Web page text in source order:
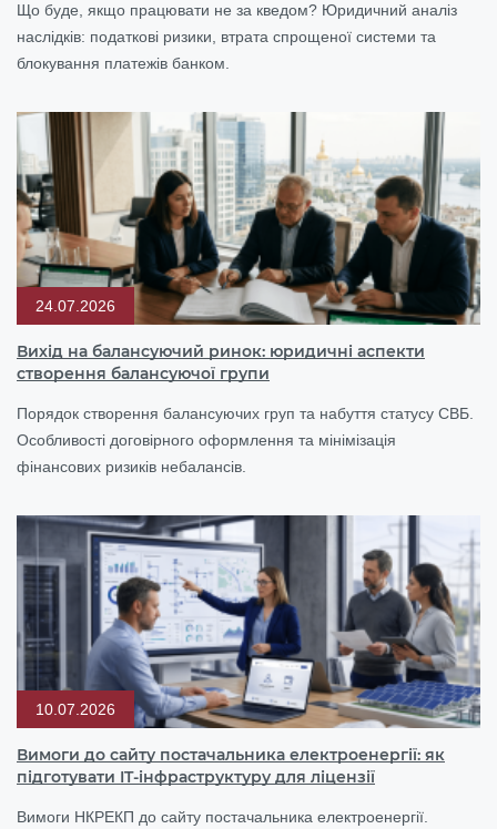
Що буде, якщо працювати не за кведом? Юридичний аналіз
наслідків: податкові ризики, втрата спрощеної системи та
блокування платежів банком.
24.07.2026
Вихід на балансуючий ринок: юридичні аспекти
створення балансуючої групи
Порядок створення балансуючих груп та набуття статусу СВБ.
Особливості договірного оформлення та мінімізація
фінансових ризиків небалансів.
10.07.2026
Вимоги до сайту постачальника електроенергії: як
підготувати IT-інфраструктуру для ліцензії
Вимоги НКРЕКП до сайту постачальника електроенергії.